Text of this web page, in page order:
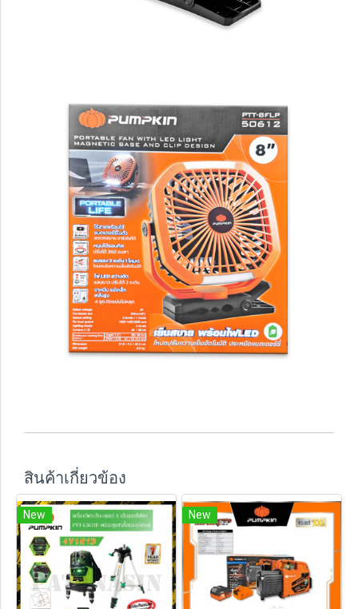
สินค้าเกี่ยวข้อง
New New